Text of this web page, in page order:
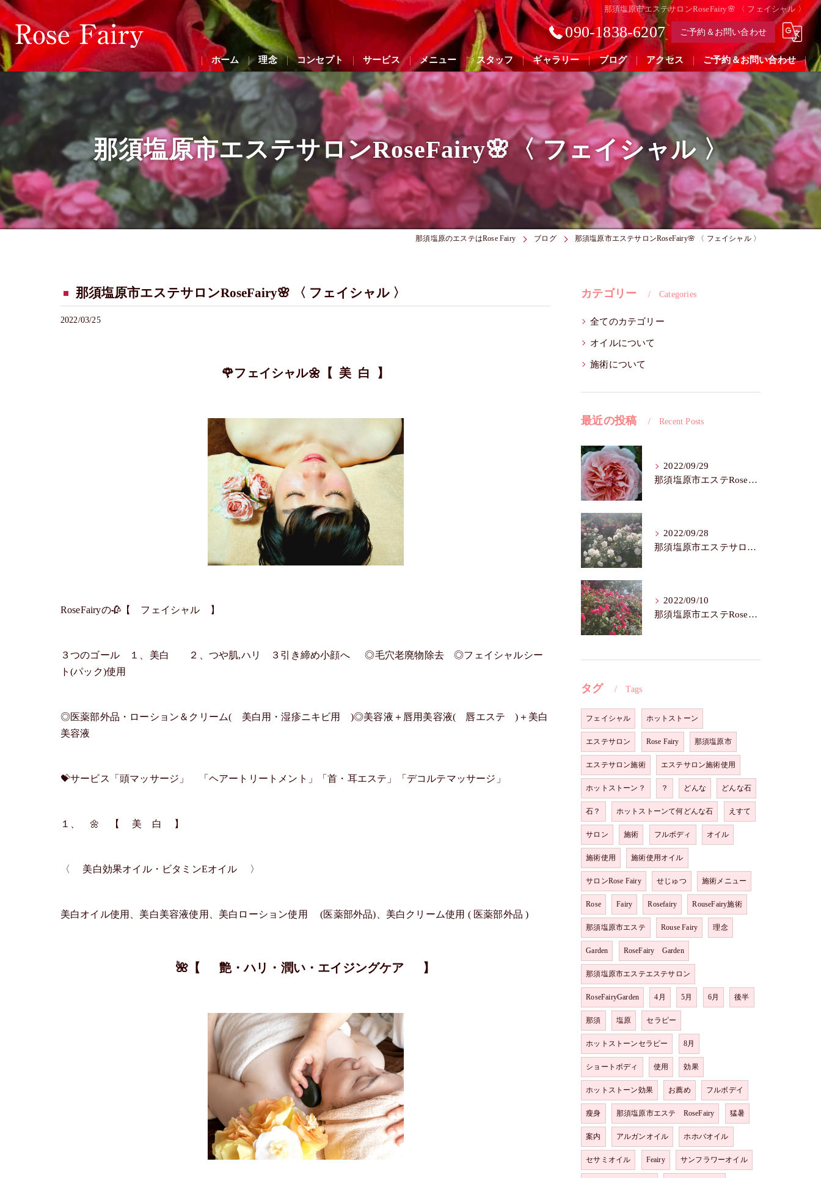
那須塩原市エステサロンRoseFairy🌸 〈 フェイシャル 〉
090-1838-6207 ご予約＆お問い合わせ
ホーム 理念 コンセプト サービス メニュー スタッフ ギャラリー ブログ アクセス ご予約＆お問い合わせ
那須塩原市エステサロンRoseFairy🌸〈 フェイシャル 〉
那須塩原のエステはRose Fairy ブログ 那須塩原市エステサロンRoseFairy🌸 〈 フェイシャル 〉
那須塩原市エステサロンRoseFairy🌸 〈 フェイシャル 〉
2022/03/25
🌹フェイシャル🌼【 美 白 】
RoseFairyの🥀【 フェイシャル 】
３つのゴール １、美白 ２、つや肌,ハリ ３引き締め小顔へ ◎毛穴老廃物除去 ◎フェイシャルシー
ト(パック)使用
◎医薬部外品・ローション＆クリーム( 美白用・湿疹ニキビ用 )◎美容液＋唇用美容液( 唇エステ )＋美白
美容液
💝サービス「頭マッサージ」 「ヘアートリートメント」「首・耳エステ」「デコルテマッサージ」
１、 🌼 【 美 白 】
〈 美白効果オイル・ビタミンEオイル 〉
美白オイル使用、美白美容液使用、美白ローション使用 (医薬部外品)、美白クリーム使用 ( 医薬部外品 )
🌺【 艶・ハリ・潤い・エイジングケア 】
カテゴリー Categories
全てのカテゴリー
オイルについて
施術について
最近の投稿 Recent Posts
2022/09/29
那須塩原市エステRoseFairy🌺シワ・たるみ
2022/09/28
那須塩原市エステサロンRose Fairy🌼色白は七難隠す
2022/09/10
那須塩原市エステRoseFairy🌺いつまでも若々しく綺麗に💝
タグ Tags
フェイシャル ホットストーン
エステサロン Rose Fairy 那須塩原市
エステサロン施術 エステサロン施術使用
ホットストーン？ ？ どんな どんな石
石？ ホットストーンて何どんな石 えすて
サロン 施術 フルボディ オイル
施術使用 施術使用オイル
サロンRose Fairy せじゅつ 施術メニュー
Rose Fairy Rosefairy RouseFairy施術
那須塩原市エステ Rouse Fairy 理念
Garden RoseFairy Garden
那須塩原市エステエステサロン
RoseFairyGarden 4月 5月 6月 後半
那須 塩原 セラピー
ホットストーンセラピー 8月
ショートボディ 使用 効果
ホットストーン効果 お薦め フルボデイ
瘦身 那須塩原市エステ RoseFairy 猛暑
案内 アルガンオイル ホホバオイル
セサミオイル Feairy サンフラワーオイル